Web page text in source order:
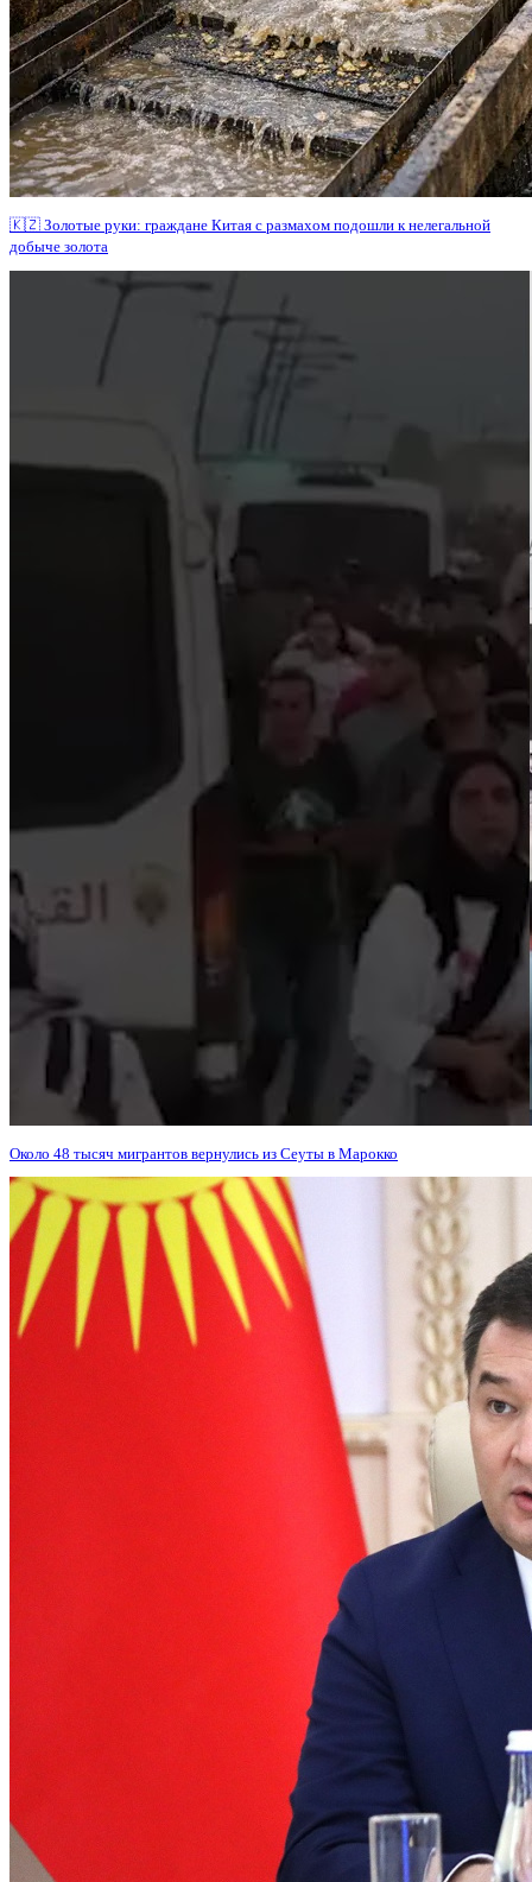
🇰🇿 Золотые руки: граждане Китая с размахом подошли к нелегальной
добыче золота
Около 48 тысяч мигрантов вернулись из Сеуты в Марокко